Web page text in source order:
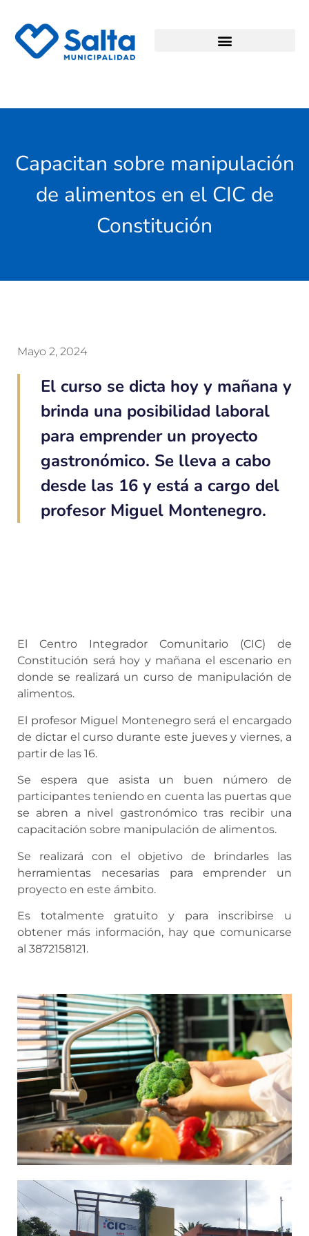
Capacitan sobre manipulación
de alimentos en el CIC de
Constitución
Mayo 2, 2024
El curso se dicta hoy y mañana y
brinda una posibilidad laboral
para emprender un proyecto
gastronómico. Se lleva a cabo
desde las 16 y está a cargo del
profesor Miguel Montenegro.
El Centro Integrador Comunitario (CIC) de
Constitución será hoy y mañana el escenario en
donde se realizará un curso de manipulación de
alimentos.
El profesor Miguel Montenegro será el encargado
de dictar el curso durante este jueves y viernes, a
partir de las 16.
Se espera que asista un buen número de
participantes teniendo en cuenta las puertas que
se abren a nivel gastronómico tras recibir una
capacitación sobre manipulación de alimentos.
Se realizará con el objetivo de brindarles las
herramientas necesarias para emprender un
proyecto en este ámbito.
Es totalmente gratuito y para inscribirse u
obtener más información, hay que comunicarse
al 3872158121.